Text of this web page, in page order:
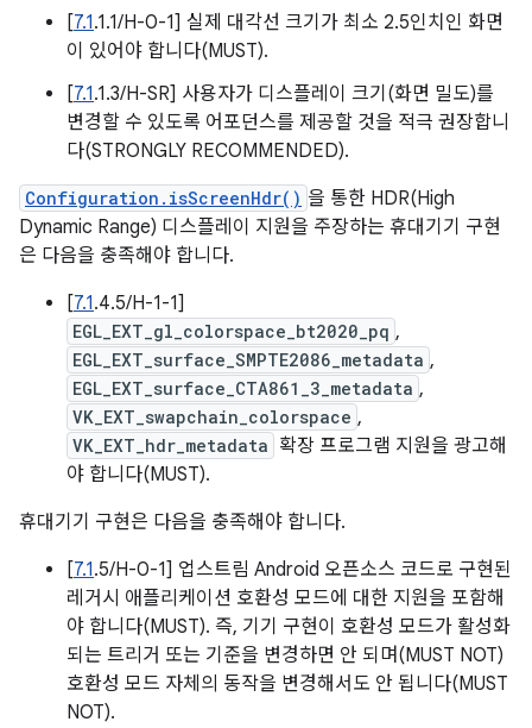
[7.1.1.1/H-0-1] 실제 대각선 크기가 최소 2.5인치인 화면
이 있어야 합니다(MUST).
[7.1.1.3/H-SR] 사용자가 디스플레이 크기(화면 밀도)를
변경할 수 있도록 어포던스를 제공할 것을 적극 권장합니
다(STRONGLY RECOMMENDED).
Configuration.isScreenHdr() 을 통한 HDR(High
Dynamic Range) 디스플레이 지원을 주장하는 휴대기기 구현
은 다음을 충족해야 합니다.
[7.1.4.5/H-1-1]
EGL_EXT_gl_colorspace_bt2020_pq ,
EGL_EXT_surface_SMPTE2086_metadata ,
EGL_EXT_surface_CTA861_3_metadata ,
VK_EXT_swapchain_colorspace ,
VK_EXT_hdr_metadata 확장 프로그램 지원을 광고해
야 합니다(MUST).
휴대기기 구현은 다음을 충족해야 합니다.
[7.1.5/H-0-1] 업스트림 Android 오픈소스 코드로 구현된
레거시 애플리케이션 호환성 모드에 대한 지원을 포함해
야 합니다(MUST). 즉, 기기 구현이 호환성 모드가 활성화
되는 트리거 또는 기준을 변경하면 안 되며(MUST NOT)
호환성 모드 자체의 동작을 변경해서도 안 됩니다(MUST
NOT).